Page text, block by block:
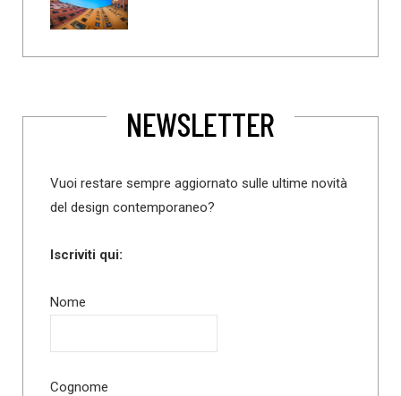
NEWSLETTER
Vuoi restare sempre aggiornato sulle ultime novità
del design contemporaneo?
Iscriviti qui:
Nome
Cognome